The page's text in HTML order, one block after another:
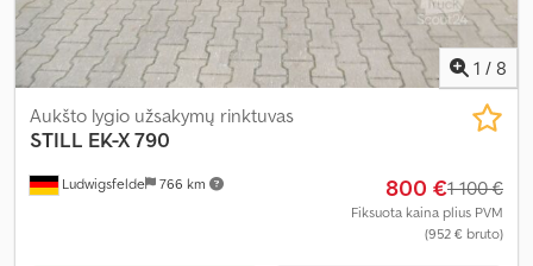
1 / 8
Ludwigsfelde 766 km
Aukšto lygio užsakymų rinktuvas
STILL EK-X 790
800 €1 100 €
Fiksuota kaina plius PVM
(952 € bruto)